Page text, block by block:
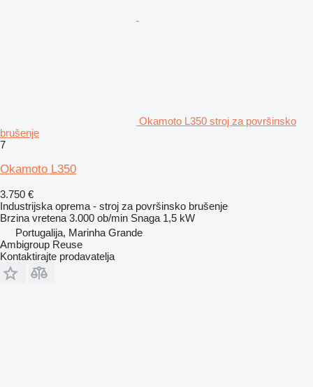
Okamoto L350 stroj za površinsko
brušenje
7
Okamoto L350
3.750 €
Industrijska oprema - stroj za površinsko brušenje
Brzina vretena 3.000 ob/min Snaga 1,5 kW
Portugalija, Marinha Grande
Ambigroup Reuse
Kontaktirajte prodavatelja